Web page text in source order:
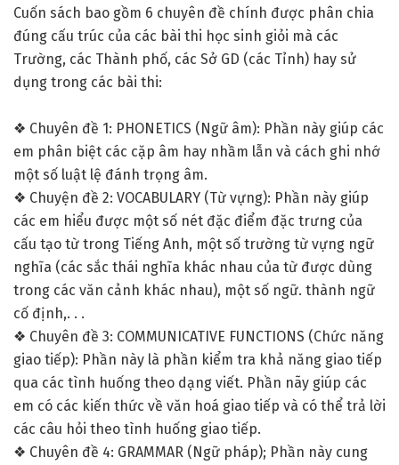
Cuốn sách bao gồm 6 chuyên đề chính được phân chia
đúng cấu trúc của các bài thi học sinh giỏi mà các
Trường, các Thành phố, các Sở GD (các Tỉnh) hay sử
dụng trong các bài thi:
❖ Chuyên đề 1: PHONETICS (Ngữ âm): Phần này giúp các
em phân biệt các cặp âm hay nhầm lẫn và cách ghi nhớ
một số luật lệ đánh trọng âm.
❖ Chuyện đề 2: VOCABULARY (Từ vựng): Phần này giúp
các em hiểu được một số nét đặc điểm đặc trưng của
cấu tạo từ trong Tiếng Anh, một số trường từ vựng ngữ
nghĩa (các sắc thái nghĩa khác nhau của từ được dùng
trong các văn cảnh khác nhau), một số ngữ. thành ngữ
cố định,. . .
❖ Chuyên đề 3: COMMUNICATIVE FUNCTIONS (Chức năng
giao tiếp): Phần này là phần kiểm tra khả năng giao tiếp
qua các tình huống theo dạng viết. Phần nãy giúp các
em có các kiến thức về văn hoá giao tiếp và có thể trả lời
các câu hỏi theo tình huống giao tiếp.
❖ Chuyên đề 4: GRAMMAR (Ngữ pháp); Phần này cung